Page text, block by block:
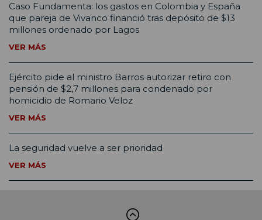
Caso Fundamenta: los gastos en Colombia y España
que pareja de Vivanco financió tras depósito de $13
millones ordenado por Lagos
VER MÁS
Ejército pide al ministro Barros autorizar retiro con
pensión de $2,7 millones para condenado por
homicidio de Romario Veloz
VER MÁS
La seguridad vuelve a ser prioridad
VER MÁS